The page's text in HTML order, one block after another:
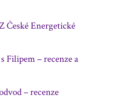
České Energetické
Filipem – recenze a
– recenze